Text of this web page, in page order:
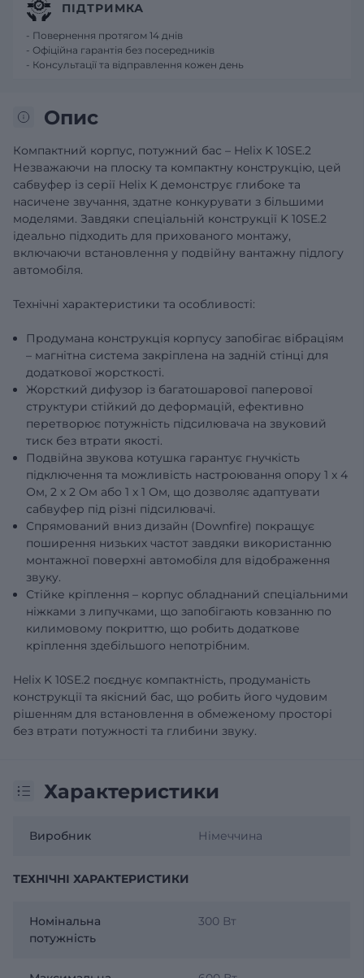
Опис
Компактний корпус, потужний бас – Helix K 10SE.2
Незважаючи на плоску та компактну конструкцію, цей
сабвуфер із серії Helix K демонструє глибоке та
насичене звучання, здатне конкурувати з більшими
моделями. Завдяки спеціальній конструкції K 10SE.2
ідеально підходить для прихованого монтажу,
включаючи встановлення у подвійну вантажну підлогу
автомобіля.
Технічні характеристики та особливості:
Продумана конструкція корпусу запобігає вібраціям
– магнітна система закріплена на задній стінці для
додаткової жорсткості.
Жорсткий дифузор із багатошарової паперової
структури стійкий до деформацій, ефективно
перетворює потужність підсилювача на звуковий
тиск без втрати якості.
Подвійна звукова котушка гарантує гнучкість
підключення та можливість настроювання опору 1 x 4
Ом, 2 x 2 Ом або 1 x 1 Ом, що дозволяє адаптувати
сабвуфер під різні підсилювачі.
Спрямований вниз дизайн (Downfire) покращує
поширення низьких частот завдяки використанню
монтажної поверхні автомобіля для відображення
звуку.
Стійке кріплення – корпус обладнаний спеціальними
ніжками з липучками, що запобігають ковзанню по
килимовому покриттю, що робить додаткове
кріплення здебільшого непотрібним.
Helix K 10SE.2 поєднує компактність, продуманість
конструкції та якісний бас, що робить його чудовим
рішенням для встановлення в обмеженому просторі
без втрати потужності та глибини звуку.
Характеристики
Виробник Німеччина
ТЕХНІЧНІ ХАРАКТЕРИСТИКИ
Номінальна
потужність
300 Вт
ПІДТРИМКА
- Повернення протягом 14 днів
- Офіційна гарантія без посередників
- Консультації та відправлення кожен день